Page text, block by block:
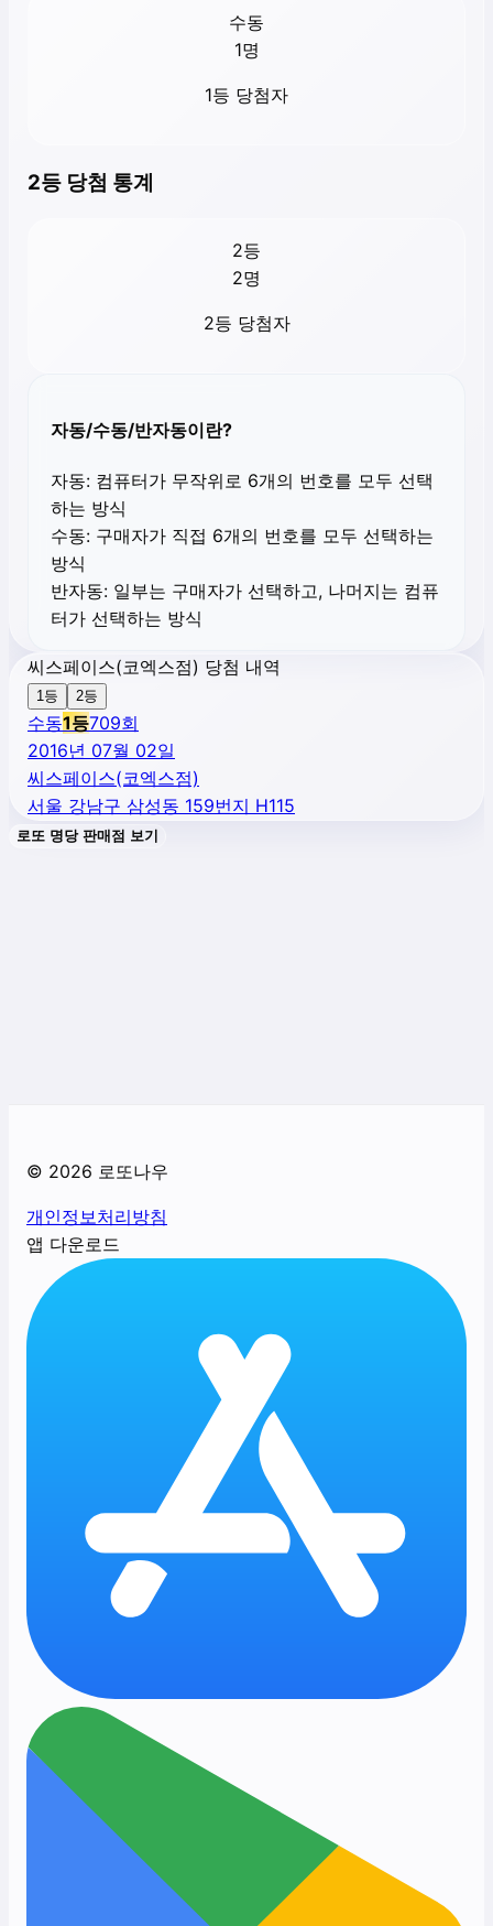
수동
1명
1등 당첨자
2등 당첨 통계
2등
2명
2등 당첨자
자동/수동/반자동이란?
자동: 컴퓨터가 무작위로 6개의 번호를 모두 선택
하는 방식
수동: 구매자가 직접 6개의 번호를 모두 선택하는
방식
반자동: 일부는 구매자가 선택하고, 나머지는 컴퓨
터가 선택하는 방식
씨스페이스(코엑스점) 당첨 내역
1등 2등
수동1등709회
2016년 07월 02일
씨스페이스(코엑스점)
서울 강남구 삼성동 159번지 H115
로또 명당 판매점 보기
© 2026 로또나우
개인정보처리방침
앱 다운로드